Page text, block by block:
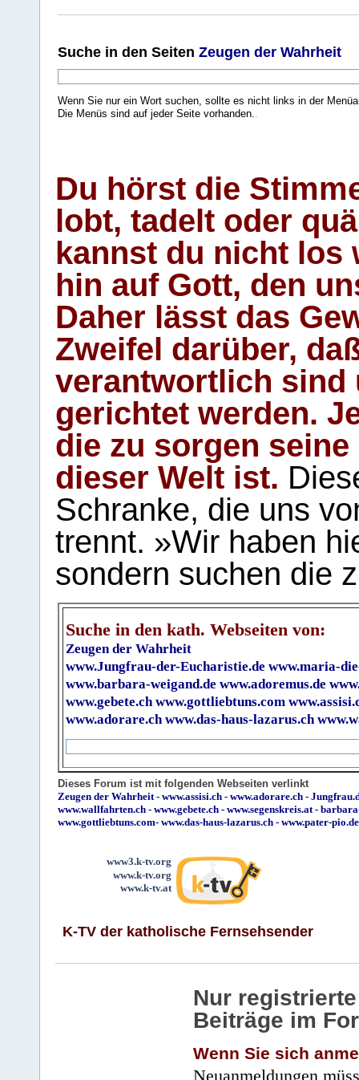
Suche in den Seiten Zeugen der Wahrheit
Wenn Sie nur ein Wort suchen, sollte es nicht links in der
Die Menüs sind auf jeder Seite vorhanden.
Du hörst die
lobt, tadelt oder
kannst du nicht los
hin auf Gott, den
Daher lässt das
Zweifel darüber,
verantwortlich sind
gerichtet werden.
die zu sorgen
dieser Welt ist.
Schranke, die uns
trennt. »Wir haben
sondern suchen die
Suche in den kath. Webseiten von:
Zeugen der Wahrheit
www.Jungfrau-der-Eucharistie.de www.maria-
www.barbara-weigand.de www.adoremus.de
www.gebete.ch www.gottliebtuns.com
www.adorare.ch www.das-haus-lazarus.ch
Dieses Forum ist mit folgenden Webseiten verlinkt
Zeugen der Wahrheit - www.assisi.ch - www.adorare.ch -
www.wallfahrten.ch - www.gebete.ch - www.segenskreis.at -
www.gottliebtuns.com- www.das-haus-lazarus.ch - www.pater-pio.de
www3.k-tv.org
www.k-tv.org
www.k-tv.at
K-TV der katholische Fernsehsender
Nur
Beiträge im
Wenn Sie sich
Neuanmeldungen